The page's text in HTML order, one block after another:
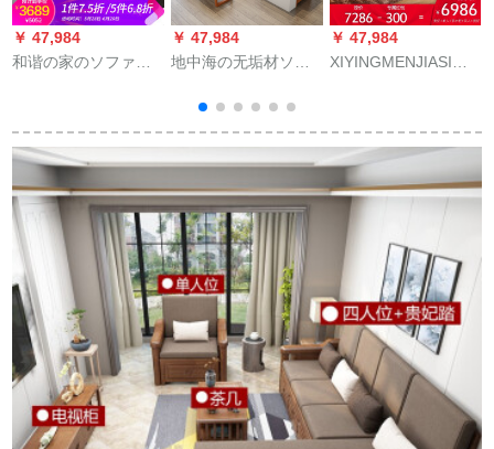
￥ 47,984
和谐の家のソファの
北欧風の大きさ戸型
の現代客間ドレイン
ピュームムムムムム
ムムムムムムムムム
ムムムムムムムムム
ムムムムムムムム
￥ 47,984
地中海の无垢材ソフ
色现代全实木gifeのシ
ートで3人が挂けてい
ます。角の小さい家
で幅が広くて、まだ
无垢材ソファの组み
合わせです。冬と夏
の大気四人+gif【物持
ちタス】の组み合わ
せです。
￥ 47,984
XIYINGMENJIASIソ
引出しました布芸回
転角リビング家具セ
ト6妃*2+単+茶箱4.34